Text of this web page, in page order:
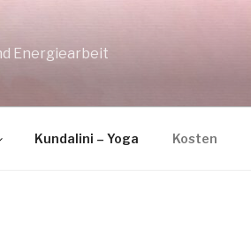
Energiearbeit
Kundalini – Yoga Kosten